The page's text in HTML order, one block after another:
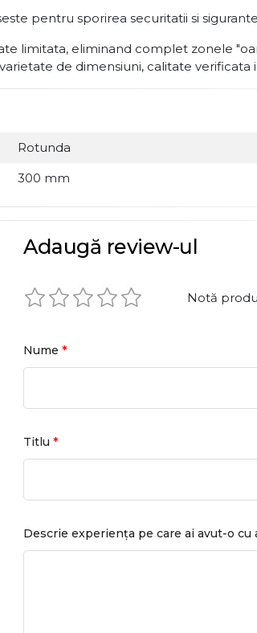
pentru sporirea securitatii si
limitata, eliminand complet zonele
de dimensiuni, calitate verificata
Rotunda
300 mm
Adaugă review-ul
Notă
Nume *
Titlu *
Descrie experiența pe care ai avut-o cu